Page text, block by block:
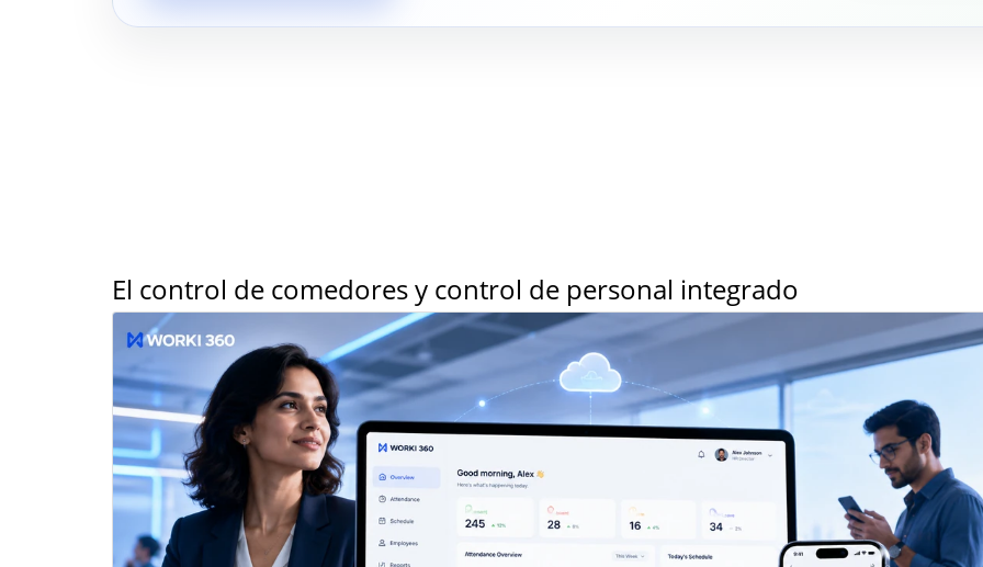
El control de comedores y control de personal integrado